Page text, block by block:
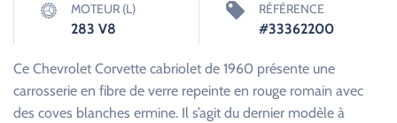
MOTEUR (L)
283 V8
RÉFÉRENCE
#33362200
Ce Chevrolet Corvette cabriolet de 1960 présente une
carrosserie en fibre de verre repeinte en rouge romain avec
des coves blanches ermine. Il s’agit du dernier modèle à